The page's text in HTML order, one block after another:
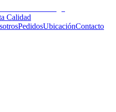
Calidad
PedidosUbicaciónContacto